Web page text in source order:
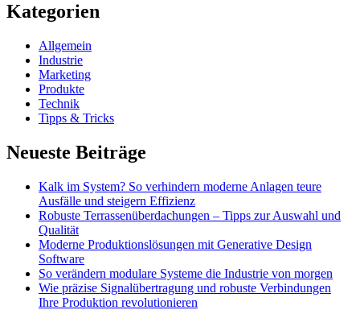
Kategorien
Allgemein
Industrie
Marketing
Produkte
Technik
Tipps & Tricks
Neueste Beiträge
Kalk im System? So verhindern moderne Anlagen teure
Ausfälle und steigern Effizienz
Robuste Terrassenüberdachungen – Tipps zur Auswahl und
Qualität
Moderne Produktionslösungen mit Generative Design
Software
So verändern modulare Systeme die Industrie von morgen
Wie präzise Signalübertragung und robuste Verbindungen
Ihre Produktion revolutionieren